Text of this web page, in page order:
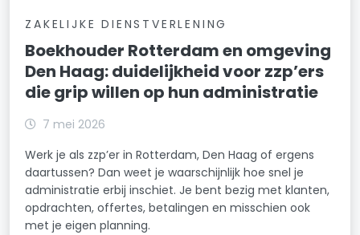
ZAKELIJKE DIENSTVERLENING
Boekhouder Rotterdam en omgeving
Den Haag: duidelijkheid voor zzp’ers
die grip willen op hun administratie
7 mei 2026
Werk je als zzp’er in Rotterdam, Den Haag of ergens
daartussen? Dan weet je waarschijnlijk hoe snel je
administratie erbij inschiet. Je bent bezig met klanten,
opdrachten, offertes, betalingen en misschien ook
met je eigen planning.